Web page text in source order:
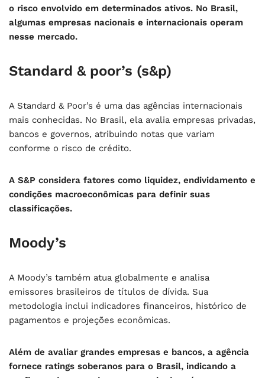
o risco envolvido em determinados ativos. No Brasil,
algumas empresas nacionais e internacionais operam
nesse mercado.
Standard & poor’s (s&p)
A Standard & Poor’s é uma das agências internacionais
mais conhecidas. No Brasil, ela avalia empresas privadas,
bancos e governos, atribuindo notas que variam
conforme o risco de crédito.
A S&P considera fatores como liquidez, endividamento e
condições macroeconômicas para definir suas
classificações.
Moody’s
A Moody’s também atua globalmente e analisa
emissores brasileiros de títulos de dívida. Sua
metodologia inclui indicadores financeiros, histórico de
pagamentos e projeções econômicas.
Além de avaliar grandes empresas e bancos, a agência
fornece ratings soberanos para o Brasil, indicando a